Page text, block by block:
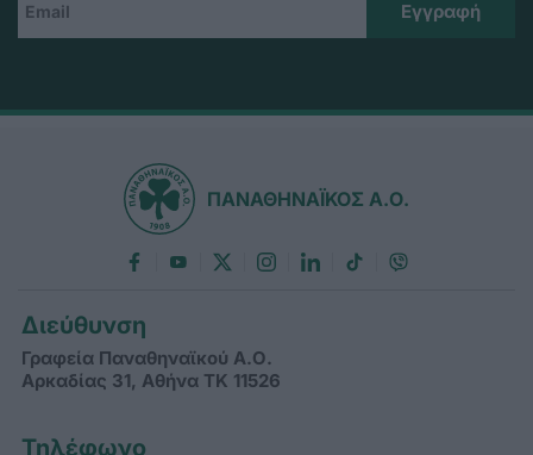
ΠΑΝΑΘΗΝΑΪΚΟΣ Α.Ο.
Διεύθυνση
Γραφεία Παναθηναϊκού Α.Ο.
Αρκαδίας 31, Αθήνα ΤΚ 11526
Τηλέφωνο